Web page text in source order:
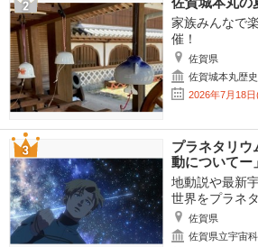
家族みんなで
催！
佐賀県
佐賀城本丸歴
2026年7月18
プラネタリウ
動についてー
地動説や最新
世界をプラネ
佐賀県
佐賀県立宇宙